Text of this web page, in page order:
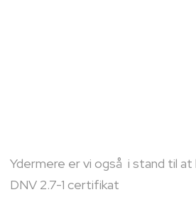
​Ydermere er vi også i stand til
DNV 2.7-1 certifikat